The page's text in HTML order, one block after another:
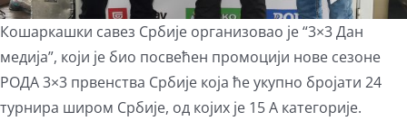
Кошаркашки савез Србије организовао је “3×3 Дан
медија”, који је био посвећен промоцији нове сезоне
РОДА 3×3 првенства Србије која ће укупно бројати 24
турнира широм Србије, од којих је 15 А категорије.